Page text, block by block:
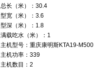
总长（米）：30.4
型宽（米）：3.6
型深（米）：1.8
满载吃水（米）：1
主机型号：重庆康明斯KTA19-M500
主机功率：339
主机数目：2